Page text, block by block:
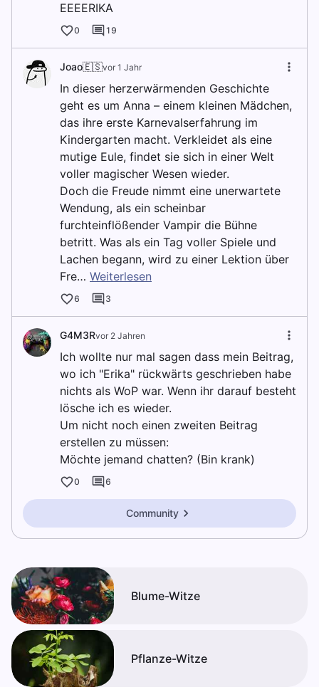
EEEERIKA
0 19
Joao🇪🇸vor 1 Jahr
In dieser herzerwärmenden Geschichte
geht es um Anna – einem kleinen Mädchen,
das ihre erste Karnevalserfahrung im
Kindergarten macht. Verkleidet als eine
mutige Eule, findet sie sich in einer Welt
voller magischer Wesen wieder.
Doch die Freude nimmt eine unerwartete
Wendung, als ein scheinbar
furchteinflößender Vampir die Bühne
betritt. Was als ein Tag voller Spiele und
Lachen begann, wird zu einer Lektion über
Fre… Weiterlesen
6 3
G4M3Rvor 2 Jahren
Ich wollte nur mal sagen dass mein Beitrag,
wo ich "Erika" rückwärts geschrieben habe
nichts als WoP war. Wenn ihr darauf besteht
lösche ich es wieder.
Um nicht noch einen zweiten Beitrag
erstellen zu müssen:
Möchte jemand chatten? (Bin krank)
0 6
Community
Blume-Witze
Pflanze-Witze